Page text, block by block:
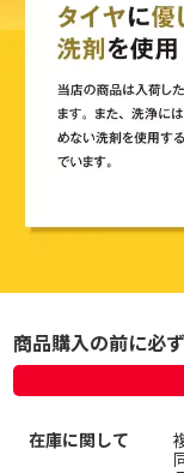
商品購入の前に必
在庫に関して